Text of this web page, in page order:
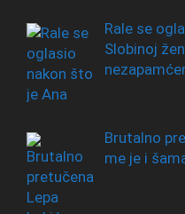
Rale se
Slobinoj
Brutalno
me je i